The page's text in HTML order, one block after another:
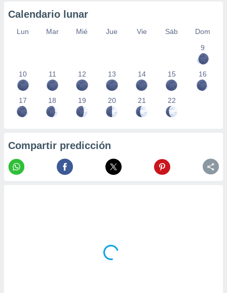
Calendario lunar
Lun Mar Mié Jue Vie Sáb
Dom
9
10 11 12 13 14 15 16
17 18 19 20 21 22
Compartir predicción